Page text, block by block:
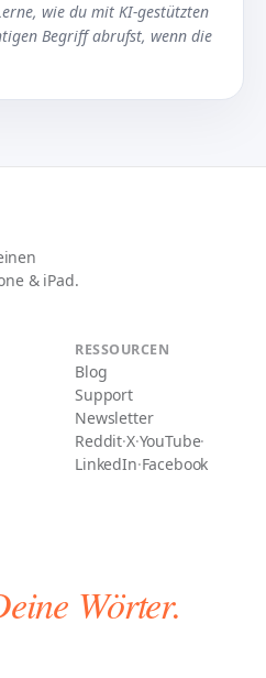
wie du mit KI-gestützten
Begriff abrufst, wenn die
& iPad.
RESSOURCEN
Blog
Support
Newsletter
Reddit·X·YouTube·
LinkedIn·Facebook
Wörter.